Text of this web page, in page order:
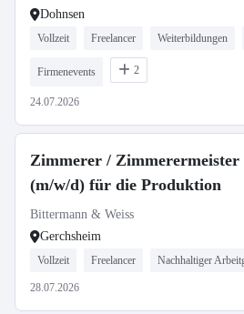
Dohnsen
Vollzeit Freelancer Weiterbildungen
Firmenevents 2
24.07.2026
Zimmerer / Zimmerermeister
(m/w/d) für die Produktion
Bittermann & Weiss
Gerchsheim
Vollzeit Freelancer Nachhaltiger
28.07.2026